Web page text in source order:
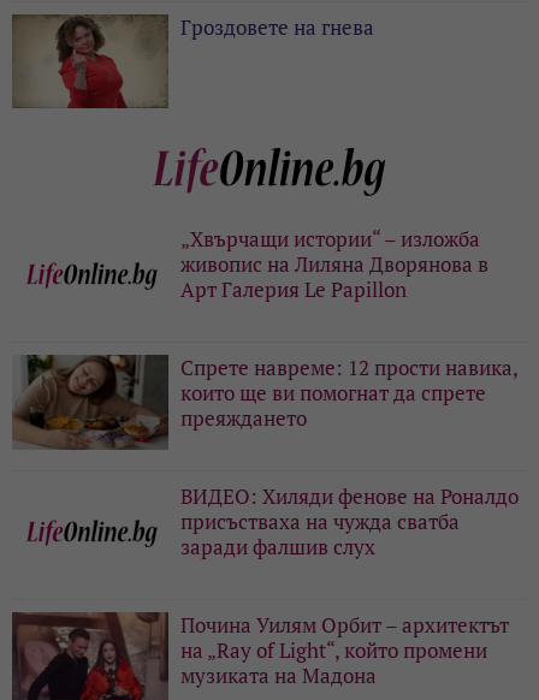
Гроздовете на гнева
„Хвърчащи истории“ – изложба
живопис на Лиляна Дворянова в
Арт Галерия Le Papillon
Спрете навреме: 12 прости навика,
които ще ви помогнат да спрете
преяждането
ВИДЕО: Хиляди фенове на Роналдо
присъстваха на чужда сватба
заради фалшив слух
Почина Уилям Орбит – архитектът
на „Ray of Light“, който промени
музиката на Мадона